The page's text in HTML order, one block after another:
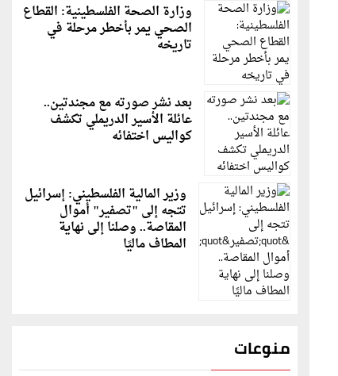
وزارة الصحة الفلسطينية: القطاع
الصحي يمر بأخطر مرحلة في
تاريخه
بعد نشر صورته مع مجندتين..
عائلة الأسير الدريملي تكشف
كواليس اختفائه
وزير المالية الفلسطيني: إسرائيل
تتجه إلى "تصفير" أموال
المقاصة.. وصلنا إلى نهاية
المطاف ماليًا
منوعات
قاسم ملحو يعتذر لزملائه الفنانين لهذا السبب